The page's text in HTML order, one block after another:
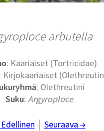
arbutella
: Kääriäiset (Tortricidae)
Kirjokääriäiset
: Olethreutini
Suku: Argyroploce
Seuraava →